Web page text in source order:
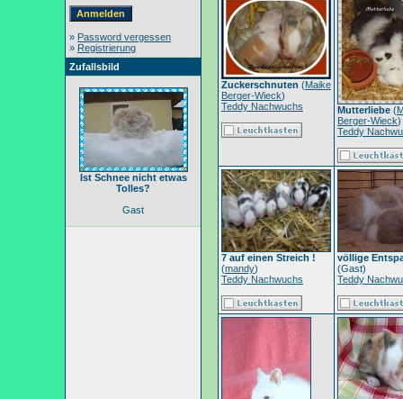
» Password vergessen
» Registrierung
Zufallsbild
Ist Schnee nicht etwas
Tolles?
Gast
Zuckerschnuten (Maike
Berger-Wieck)
Teddy Nachwuchs
Mutterliebe (
Berger-Wieck)
Teddy
7 auf einen Streich !
(mandy)
Teddy Nachwuchs
völlige
(Gast)
Teddy